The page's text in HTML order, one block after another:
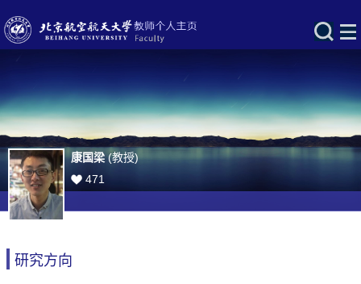
康国梁(教授)
471
研究方向